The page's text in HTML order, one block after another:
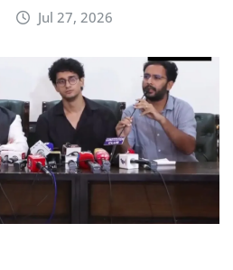
Jul 27, 2026